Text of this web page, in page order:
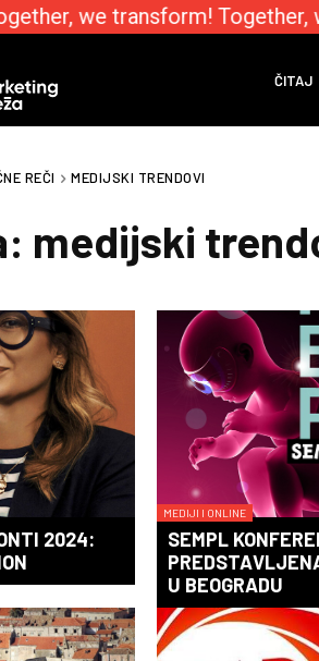
we transform! Together,
ČITAJ
REČI MEDIJSKI TRENDOVI
medijski
2024:
MEDIJI I ONLINE
SEMPL
U BEOGRADU